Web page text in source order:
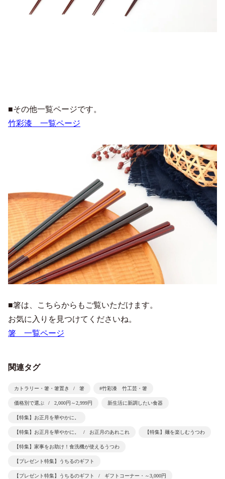
■その他一覧ページです。
竹彩漆 一覧ページ
■箸は、こちらからもご覧いただけます。
お気に入りを見つけてくださいね。
箸 一覧ページ
関連タグ
カトラリー・箸・箸置き 箸 #竹彩漆 竹工芸・箸
価格別で選ぶ 2,000円～2,999円 新生活に新調したい食器
【特集】お正月を華やかに。
【特集】お正月を華やかに。 お正月のあれこれ 【特集】麺を楽しむうつわ
【特集】家事をお助け！食洗機が使えるうつわ
【プレゼント特集】うちるのギフト
【プレゼント特集】うちるのギフト ギフトコーナー・～3,000円